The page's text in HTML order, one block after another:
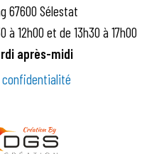
67600 Sélestat
à 12h00 et de 13h30 à 17h00
après-midi
confidentialité